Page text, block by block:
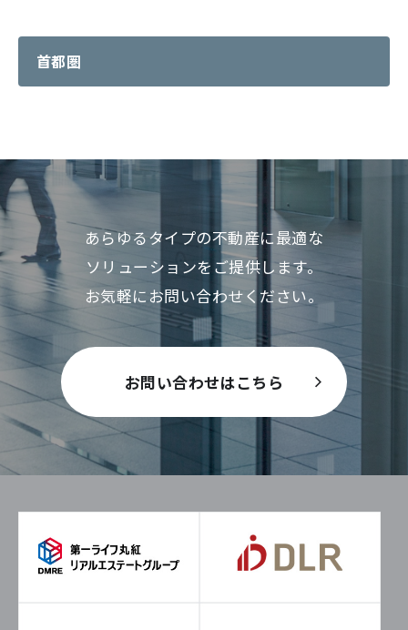
首都圏
あらゆるタイプの不動産に最適な
ソリューションをご提供します。
お気軽にお問い合わせください。
お問い合わせはこちら